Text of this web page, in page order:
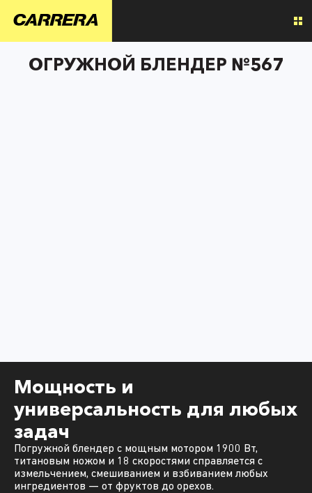
ОГРУЖНОЙ БЛЕНДЕР №567
Мощность и
универсальность для любых
задач
Погружной блендер с мощным мотором 1900 Вт,
титановым ножом и 18 скоростями справляется с
измельчением, смешиванием и взбиванием любых
ингредиентов — от фруктов до орехов.